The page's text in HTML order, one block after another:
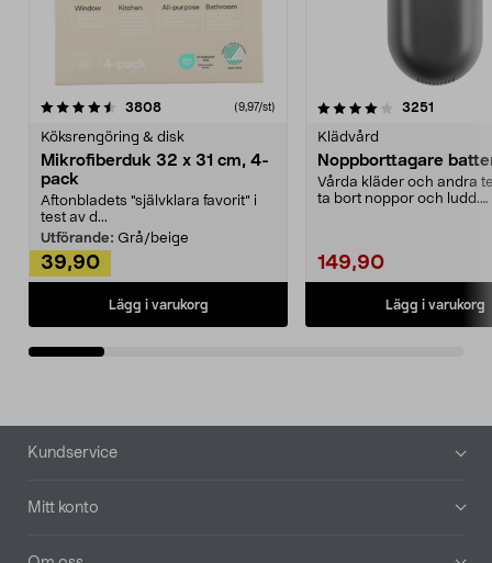
3808recensioner (9,97/st)
Köksrengöring & disk
Mikrofiberduk 32 x 31 cm, 4-
pack
Aftonbladets "självklara favorit” i
test av d...
Utförande: Grå/beige
39,90
Lägg i varukorg
4.0av 5 stjärnor 3251
Klädvård
Noppborttagare
Vårda kläder och andra
ta bort noppor och ludd.
149,90
Lägg i varukorg
4.5av 5 stjärnor
Sidfot
Kundservice
Mitt konto